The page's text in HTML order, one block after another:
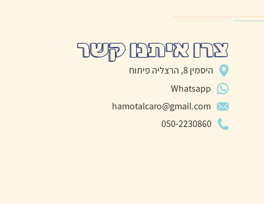
צרו איתנו קשר
היסמין 8, הרצליה פיתוח
Whatsapp
hamotalcaro@gmail.com
050-2230860